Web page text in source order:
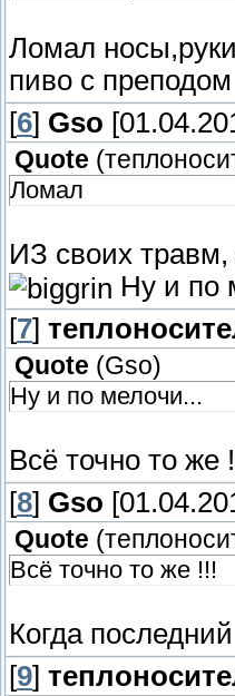
Ломал
пиво с
[6] Gso
Quote (
Ломал
ИЗ своих травм,
Ну и по
[7]
Quote (Gso)
Ну и по мелочи...
Всё точно то же
[8] Gso
Quote (
Всё точно то же !!!
Когда
[9]